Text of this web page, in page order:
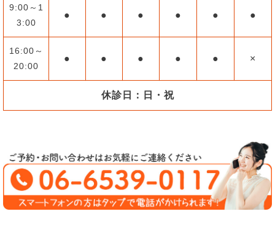
9:00～1
3:00
● ● ● ● ● ●
16:00～
20:00
● ● ● ● ● ×
休診日：日・祝